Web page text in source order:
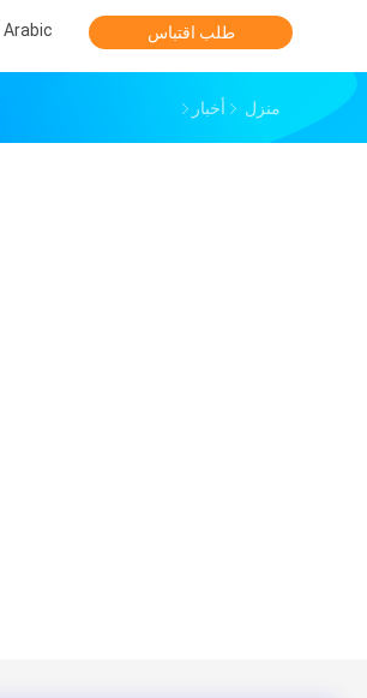
Arabic طلب اقتباس
منزل أخبار